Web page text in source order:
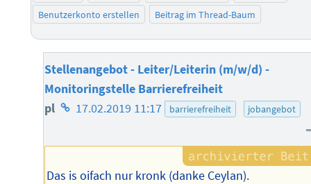
Benutzerkonto erstellen
Beitrag im Thread-Baum
Stellenangebot - Leiter/Leiterin (m/w/d) -
Monitoringstelle Barrierefreiheit
pl Homepage
Autors
17.02.2019 11:17 barrierefreiheit jobangebot
Das is oifach nur kronk (danke Ceylan).